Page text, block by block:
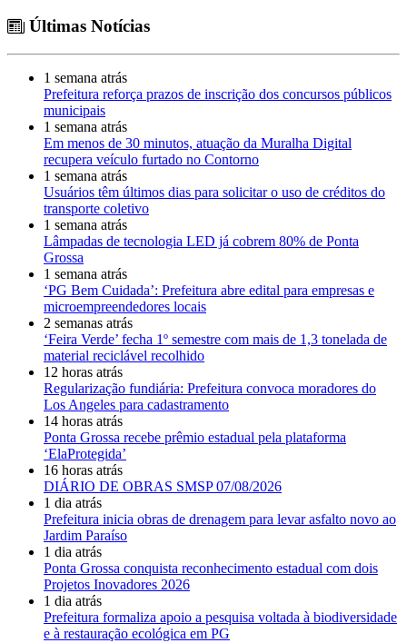
Últimas Notícias
1 semana atrás
Prefeitura reforça prazos de inscrição dos concursos públicos
municipais
1 semana atrás
Em menos de 30 minutos, atuação da Muralha Digital
recupera veículo furtado no Contorno
1 semana atrás
Usuários têm últimos dias para solicitar o uso de créditos do
transporte coletivo
1 semana atrás
Lâmpadas de tecnologia LED já cobrem 80% de Ponta
Grossa
1 semana atrás
‘PG Bem Cuidada’: Prefeitura abre edital para empresas e
microempreendedores locais
2 semanas atrás
‘Feira Verde’ fecha 1º semestre com mais de 1,3 tonelada de
material reciclável recolhido
12 horas atrás
Regularização fundiária: Prefeitura convoca moradores do
Los Angeles para cadastramento
14 horas atrás
Ponta Grossa recebe prêmio estadual pela plataforma
‘ElaProtegida’
16 horas atrás
DIÁRIO DE OBRAS SMSP 07/08/2026
1 dia atrás
Prefeitura inicia obras de drenagem para levar asfalto novo ao
Jardim Paraíso
1 dia atrás
Ponta Grossa conquista reconhecimento estadual com dois
Projetos Inovadores 2026
1 dia atrás
Prefeitura formaliza apoio a pesquisa voltada à biodiversidade
e à restauração ecológica em PG